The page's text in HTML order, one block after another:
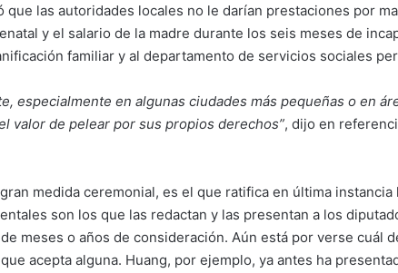
que las autoridades locales no le darían prestaciones por
y el salario de la madre durante los seis meses de
familiar y al departamento de servicios sociales
especialmente en algunas ciudades más pequeñas o en
valor de pelear por sus propios derechos”, dijo en
medida ceremonial, es el que ratifica en última instancia
son los que las redactan y las presentan a los
meses o años de consideración. Aún está por verse cuál
acepta alguna. Huang, por ejemplo, ya antes ha